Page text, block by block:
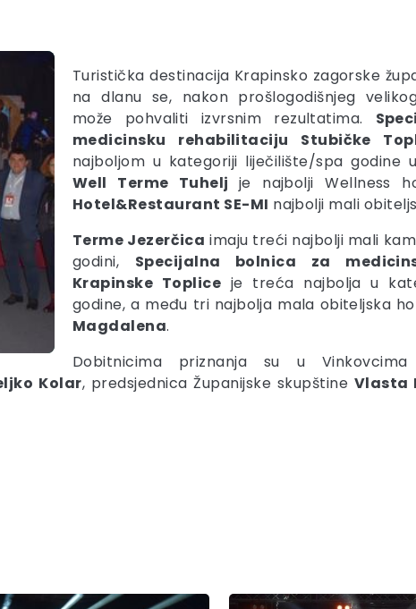
Turistička destinacija Krapinsko zagorske
na dlanu se, nakon prošlogodišnjeg
može pohvaliti izvrsnim rezultatima.
medicinsku rehabilitaciju Stubičke
najboljom u kategoriji liječilište/spa godine u
Well Terme Tuhelj je najbolji Wellness
Hotel&Restaurant SE-MI najbolji mali
Terme Jezerčica imaju treći najbolji mali
godini, Specijalna bolnica za
Krapinske Toplice je treća najbolja u
godine, a među tri najbolja mala obiteljska
Magdalena.
Dobitnicima priznanja su u
Kolar, predsjednica Županijske skupštine Vlasta